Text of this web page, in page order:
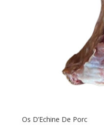
Os D’Echine De Porc